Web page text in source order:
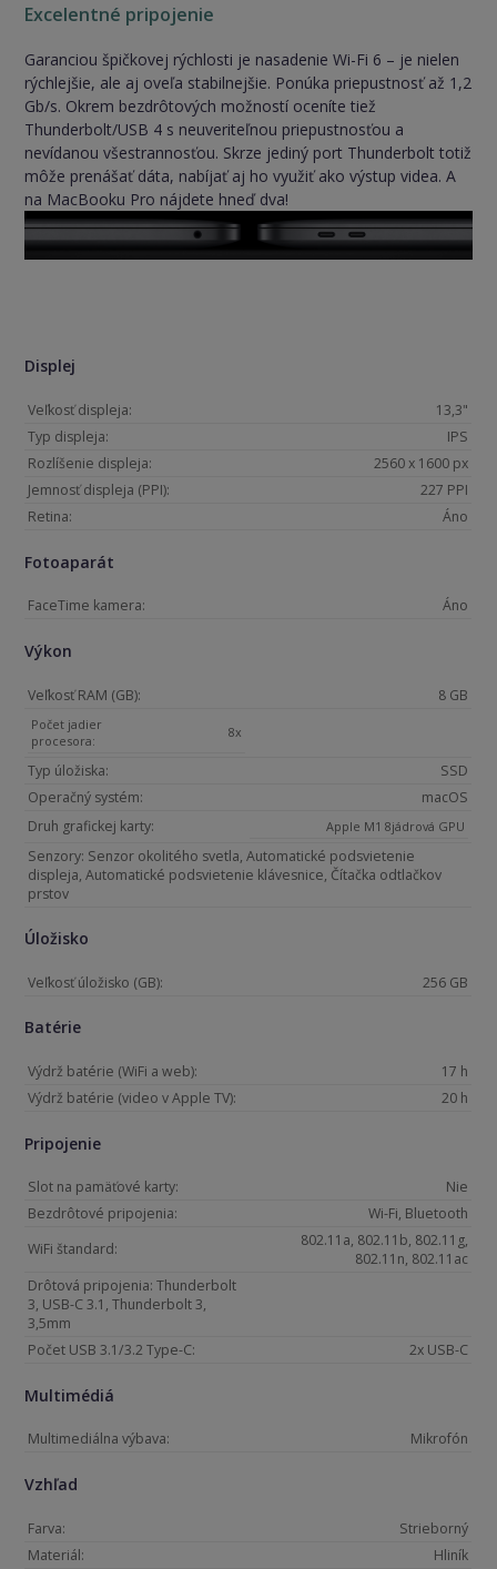
Displej
Veľkosť displeja:
13,3"
Typ displeja:
IPS
Rozlíšenie displeja:
2560 x 1600 px
Jemnosť displeja (PPI):
227 PPI
Retina:
Áno
Fotoaparát
FaceTime kamera: Áno
Výkon
Veľkosť RAM (GB): 8 GB
Počet jadier
procesora:
8x
Typ úložiska:
SSD
Operačný systém:
macOS
Druh grafickej karty:
Apple M1 8jádrová GPU
Senzory: Senzor okolitého svetla, Automatické podsvietenie
displeja, Automatické podsvietenie klávesnice, Čítačka odtlačkov
prstov
Úložisko
Veľkosť úložisko (GB): 256 GB
Batérie
Výdrž batérie (WiFi a web):
17 h
Výdrž batérie (video v Apple TV):
20 h
Pripojenie
Slot na pamäťové karty:
Nie
Bezdrôtové pripojenia:
Wi-Fi, Bluetooth
WiFi štandard:
802.11a, 802.11b, 802.11g,
802.11n, 802.11ac
Drôtová pripojenia: Thunderbolt
3, USB-C 3.1, Thunderbolt 3,
3,5mm
Počet USB 3.1/3.2 Type-C:
2x USB-C
Multimédiá
Multimediálna výbava: Mikrofón
Vzhľad
Farva:
Strieborný
Materiál:
Hliník
Excelentné pripojenie
Garanciou špičkovej rýchlosti je nasadenie Wi-Fi 6 – je nielen
rýchlejšie, ale aj oveľa stabilnejšie. Ponúka priepustnosť až 1,2
Gb/s. Okrem bezdrôtových možností oceníte tiež
Thunderbolt/USB 4 s neuveriteľnou priepustnosťou a
nevídanou všestrannosťou. Skrze jediný port Thunderbolt totiž
môže prenášať dáta, nabíjať aj ho využiť ako výstup videa. A
na MacBooku Pro nájdete hneď dva!